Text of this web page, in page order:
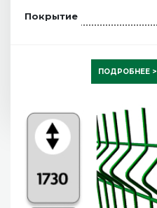
Покрытие
ПОДРОБНЕЕ >